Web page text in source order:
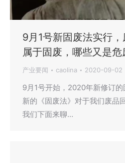
9月1号新固废法实行
属于固废，哪些又是危
产业要闻 caolina 2020-09-02
9月1号开始，2020年新修订
新的《固废法》对于我们废品
我们下面来聊…